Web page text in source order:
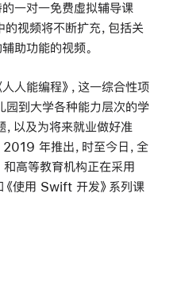
一对一免费虚拟辅导课
的视频将不断扩充，包括关
助功能的视频。
人能编程》，这一综合性项
园到大学各种能力层次的学
以及为将来就业做好准
年推出，时至今日，全
高等教育机构正在采用
使用 Swift 开发》系列课